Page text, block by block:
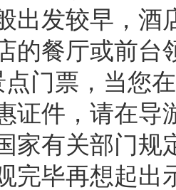
出发较早，酒
的餐厅或前台
点门票，当您
证件，请在导
家有关部门规
完毕再想起出